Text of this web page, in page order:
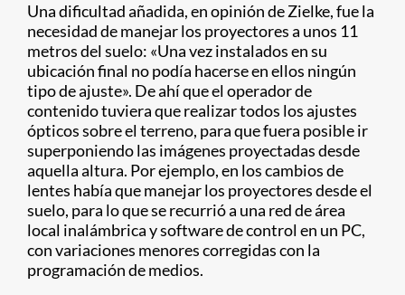
Una dificultad añadida, en opinión de Zielke, fue la
necesidad de manejar los proyectores a unos 11
metros del suelo: «Una vez instalados en su
ubicación final no podía hacerse en ellos ningún
tipo de ajuste». De ahí que el operador de
contenido tuviera que realizar todos los ajustes
ópticos sobre el terreno, para que fuera posible ir
superponiendo las imágenes proyectadas desde
aquella altura. Por ejemplo, en los cambios de
lentes había que manejar los proyectores desde el
suelo, para lo que se recurrió a una red de área
local inalámbrica y software de control en un PC,
con variaciones menores corregidas con la
programación de medios.